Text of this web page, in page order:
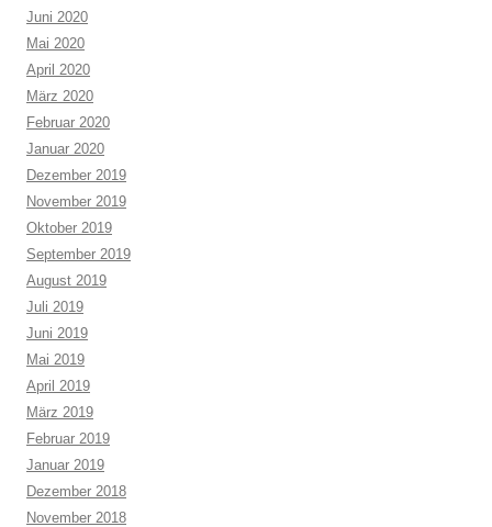
Juni 2020
Mai 2020
April 2020
März 2020
Februar 2020
Januar 2020
Dezember 2019
November 2019
Oktober 2019
September 2019
August 2019
Juli 2019
Juni 2019
Mai 2019
April 2019
März 2019
Februar 2019
Januar 2019
Dezember 2018
November 2018